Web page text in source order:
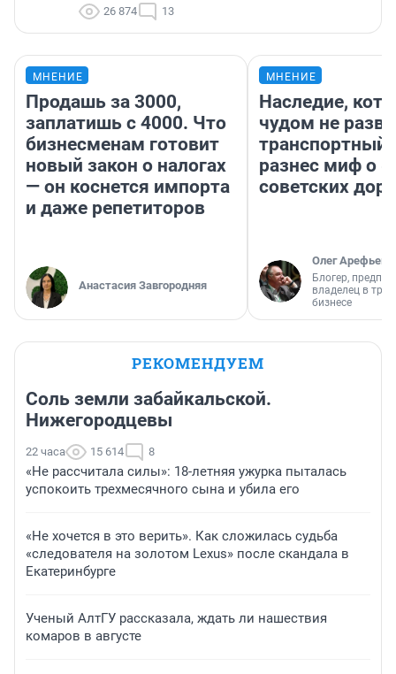
26 874 13
МНЕНИЕ
Продашь за 3000,
заплатишь с 4000. Что
бизнесменам готовит
новый закон о налогах
— он коснется импорта
и даже репетиторов
Анастасия Завгородняя
МНЕНИЕ
Наследие,
чудом не
транспортный
разнес миф о
советских
Олег Арефьев
Блогер,
владелец в
бизнесе
РЕКОМЕНДУЕМ
Соль земли забайкальской.
Нижегородцевы
22 часа 15 614 8
«Не рассчитала силы»: 18-летняя ужурка пыталась
успокоить трехмесячного сына и убила его
«Не хочется в это верить». Как сложилась судьба
«следователя на золотом Lexus» после скандала в
Екатеринбурге
Ученый АлтГУ рассказала, ждать ли нашествия
комаров в августе